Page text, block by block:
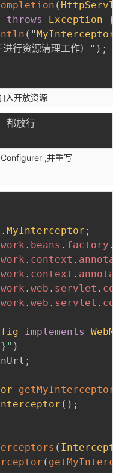
(
throws Exception
{
( " MyInterceptor
行资源清理工作）" ) ;
入开放资源
都放行
,并重写
. MyInterceptor ;
. beans . factory .
. context .
. context .
. web . servlet .
. web . servlet .
implements
)
;
getMyInterceptor
( ) ;
(
(